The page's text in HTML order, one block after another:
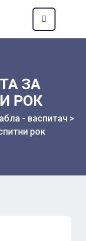
ЗА
РОК
- васпитач >
рок